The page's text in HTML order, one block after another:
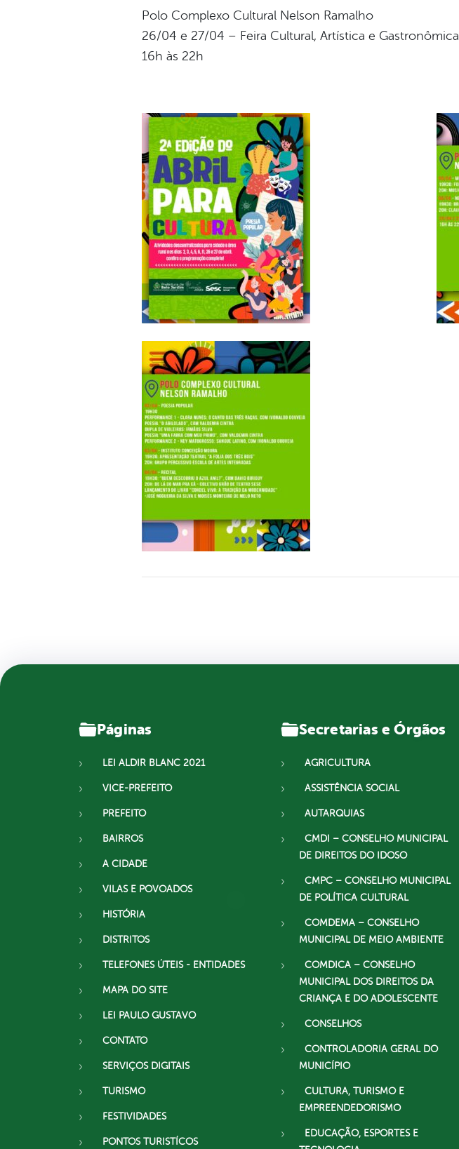
Polo Complexo Cultural Nelson Ramalho
26/04 e 27/04 – Feira Cultural, Artística e Gastronômica
16h às 22h
Páginas
LEI ALDIR BLANC 2021
VICE-PREFEITO
PREFEITO
BAIRROS
A CIDADE
VILAS E POVOADOS
HISTÓRIA
DISTRITOS
TELEFONES ÚTEIS - ENTIDADES
MAPA DO SITE
LEI PAULO GUSTAVO
CONTATO
SERVIÇOS DIGITAIS
TURISMO
FESTIVIDADES
PONTOS TURISTÍCOS
Secretarias e Órgãos
AGRICULTURA
ASSISTÊNCIA SOCIAL
AUTARQUIAS
CMDI – CONSELHO MUNICIPAL
DE DIREITOS DO IDOSO
CMPC – CONSELHO MUNICIPAL
DE POLÍTICA CULTURAL
COMDEMA – CONSELHO
MUNICIPAL DE MEIO AMBIENTE
COMDICA – CONSELHO
MUNICIPAL DOS DIREITOS DA
CRIANÇA E DO ADOLESCENTE
CONSELHOS
CONTROLADORIA GERAL DO
MUNICÍPIO
CULTURA, TURISMO E
EMPREENDEDORISMO
EDUCAÇÃO, ESPORTES E